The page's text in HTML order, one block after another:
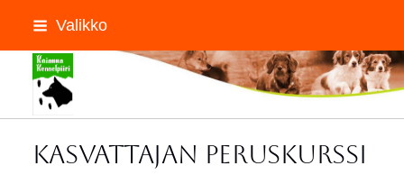
Siirry
sisältöön
Valikko
Kainuun Kennelpiiri ry
Kasvattajan peruskurssi